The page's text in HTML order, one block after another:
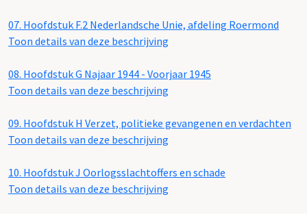
07. Hoofdstuk F.2 Nederlandsche Unie, afdeling Roermond
Toon details van deze beschrijving
08. Hoofdstuk G Najaar 1944 - Voorjaar 1945
Toon details van deze beschrijving
09. Hoofdstuk H Verzet, politieke gevangenen en verdachten
Toon details van deze beschrijving
10. Hoofdstuk J Oorlogsslachtoffers en schade
Toon details van deze beschrijving